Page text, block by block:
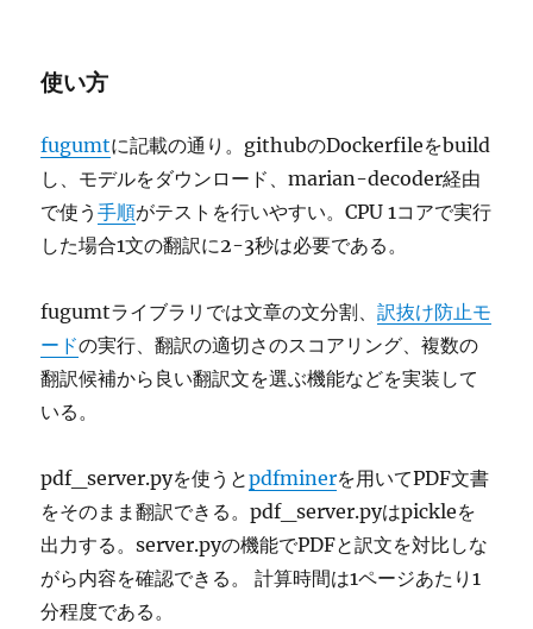
使い方
fugumtに記載の通り。githubのDockerfileをbuild
し、モデルをダウンロード、marian-decoder経由
で使う手順がテストを行いやすい。CPU 1コアで実行
した場合1文の翻訳に2-3秒は必要である。
fugumtライブラリでは文章の文分割、訳抜け防止モ
ードの実行、翻訳の適切さのスコアリング、複数の
翻訳候補から良い翻訳文を選ぶ機能などを実装して
いる。
pdf_server.pyを使うとpdfminerを用いてPDF文書
をそのまま翻訳できる。pdf_server.pyはpickleを
出力する。server.pyの機能でPDFと訳文を対比しな
がら内容を確認できる。 計算時間は1ページあたり1
分程度である。